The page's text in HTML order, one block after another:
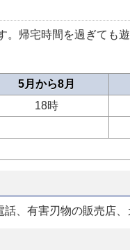
帰宅時間を過ぎても
5月から8月
18時
、有害刃物の販売店